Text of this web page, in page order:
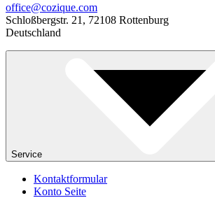
office@cozique.com
Schloßbergstr. 21, 72108 Rottenburg
Deutschland
Service
Kontaktformular
Konto Seite